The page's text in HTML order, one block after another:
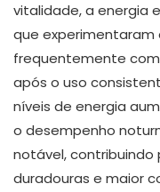
vitalidade, a energia
que experimentaram
frequentemente
após o uso
níveis de energia
o desempenho
notável,
duradouras e maior